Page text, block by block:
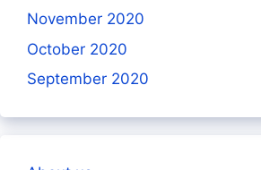
November 2020
October 2020
September 2020